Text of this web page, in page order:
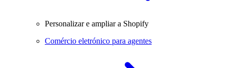
Personalizar e ampliar a Shopify
Comércio eletrónico para agentes